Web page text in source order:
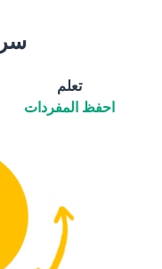
سر Memrise
تعلم
احفظ المفردات